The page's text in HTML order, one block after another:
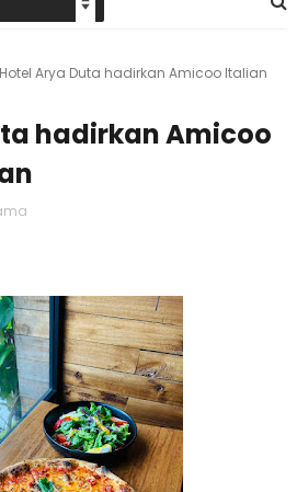
Hotel Arya Duta hadirkan Amicoo Italian
hadirkan Amicoo